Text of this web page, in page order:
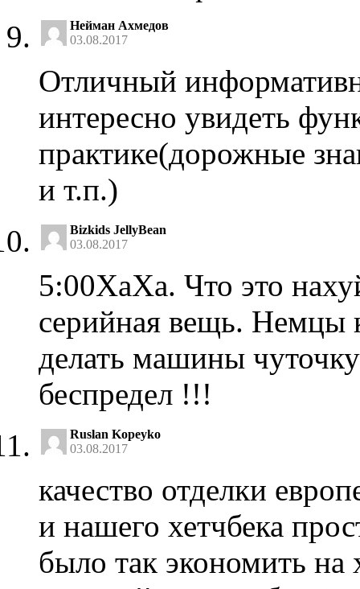
Нейман Ахмедов
03.08.2017
Отличный
интересно увидеть
практике(дорожные
и т.п.)
Bizkids JellyBean
03.08.2017
5:00ХаХа. Что это
серийная вещь. Немцы
делать машины
беспредел !!!
Ruslan Kopeyko
03.08.2017
качество отделки
и нашего хетчбека
было так экономить на